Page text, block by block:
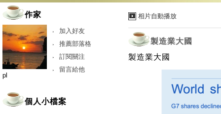
相片自動播放
製造業大國
製造業大國
作家
加入好友
推薦部落格
訂閱關注
留言給他
pl
個人小檔案